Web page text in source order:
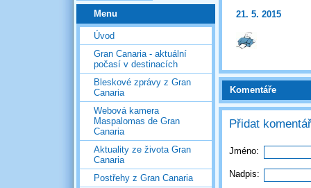
Menu
Úvod
Gran Canaria - aktuální
počasí v destinacích
Bleskové zprávy z Gran
Canaria
Webová kamera
Maspalomas de Gran
Canaria
Aktuality ze života Gran
Canaria
Postřehy z Gran Canaria
21. 5. 2015
Komentáře
Přidat komentář
Jméno:
Nadpis: